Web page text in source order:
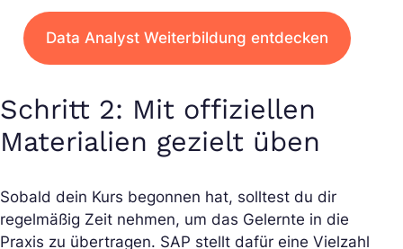
Data Analyst Weiterbildung entdecken
Schritt 2: Mit offiziellen
Materialien gezielt üben
Sobald dein Kurs begonnen hat, solltest du dir
regelmäßig Zeit nehmen, um das Gelernte in die
Praxis zu übertragen. SAP stellt dafür eine Vielzahl